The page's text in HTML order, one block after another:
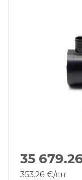
35
353.26 €/шт